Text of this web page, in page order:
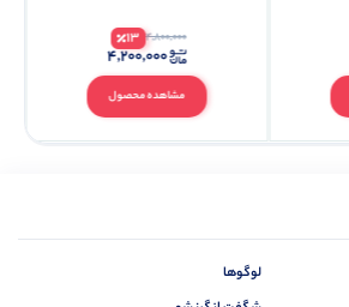
مشاهده محصول
4,800,000
13
۴,۲۰۰,۰۰۰
لوگوها